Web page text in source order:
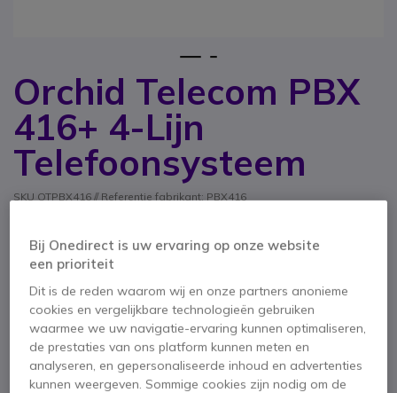
Orchid Telecom PBX
416+ 4-Lijn
Telefoonsysteem
SKU OTPBX416 // Referentie fabrikant: PBX416
4.5 van 6 Reviews
279,95 € 338,74 € incl. BTW
Aantal
IN WINKELWAGEN
OFFERTE BINNEN 4 UUR
Ga naar het begin van de afbeeldingen-gallerij
Bij Onedirect is uw ervaring op onze website
een prioriteit
Dit is de reden waarom wij en onze partners anonieme
cookies en vergelijkbare technologieën gebruiken
waarmee we uw navigatie-ervaring kunnen optimaliseren,
de prestaties van ons platform kunnen meten en
analyseren, en gepersonaliseerde inhoud en advertenties
kunnen weergeven. Sommige cookies zijn nodig om de